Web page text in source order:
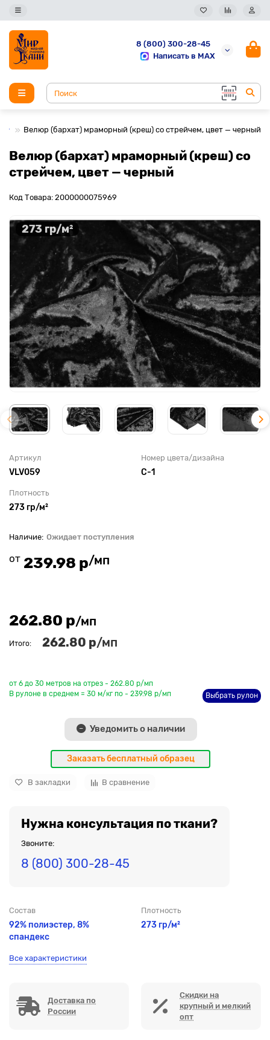
8 (800) 300-28-45
Написать в MAX
Велюр (бархат) мраморный (креш) со стрейчем, цвет — черный
Велюр (бархат) мраморный (креш) со
стрейчем, цвет — черный
Код Товара: 2000000075969
273 гр/м²
Артикул
VLV059
Номер цвета/дизайна
С-1
Плотность
273 гр/м²
Ожидает поступления
от 239.98 р/мп
262.80 р/мп
Итого: 262.80 р/мп
от 6 до 30 метров на отрез - 262.80 р/мп
В рулоне в среднем = 30 м/кг по - 239.98 р/мп
Выбрать рулон
Уведомить о наличии
Заказать бесплатный образец
В закладки В сравнение
Нужна консультация по ткани?
Звоните:
8 (800) 300-28-45
Состав
92% полиэстер, 8%
спандекс
Плотность
273 гр/м²
Все характеристики
Доставка по
России
Скидки на
крупный и мелкий
опт